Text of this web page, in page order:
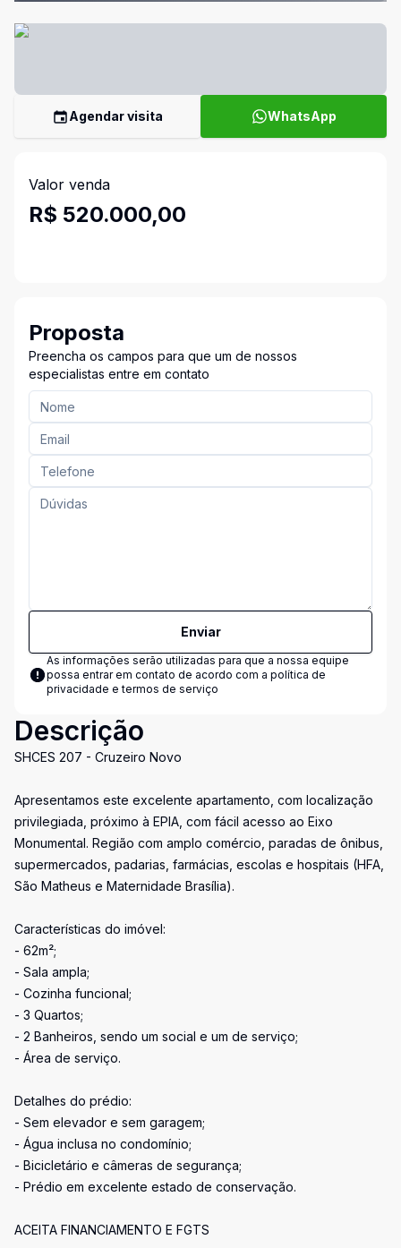
Agendar visita WhatsApp
Valor venda
R$ 520.000,00
Proposta
Preencha os campos para que um de nossos
especialistas entre em contato
Enviar
As informações serão utilizadas para que a nossa equipe
possa entrar em contato de acordo com a política de
privacidade e termos de serviço
Descrição
SHCES 207 - Cruzeiro Novo
Apresentamos este excelente apartamento, com localização
privilegiada, próximo à EPIA, com fácil acesso ao Eixo
Monumental. Região com amplo comércio, paradas de ônibus,
supermercados, padarias, farmácias, escolas e hospitais (HFA,
São Matheus e Maternidade Brasília).
Características do imóvel:
- 62m²;
- Sala ampla;
- Cozinha funcional;
- 3 Quartos;
- 2 Banheiros, sendo um social e um de serviço;
- Área de serviço.
Detalhes do prédio:
- Sem elevador e sem garagem;
- Água inclusa no condomínio;
- Bicicletário e câmeras de segurança;
- Prédio em excelente estado de conservação.
ACEITA FINANCIAMENTO E FGTS